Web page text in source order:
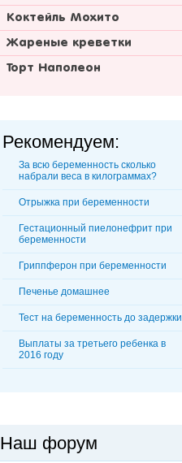
Коктейль Мохито
Жареные креветки
Торт Наполеон
Рекомендуем:
За всю беременность сколько
набрали веса в килограммах?
Отрыжка при беременности
Гестационный пиелонефрит при
беременности
Гриппферон при беременности
Печенье домашнее
Тест на беременность до задержки
Выплаты за третьего ребенка в
2016 году
Наш форум